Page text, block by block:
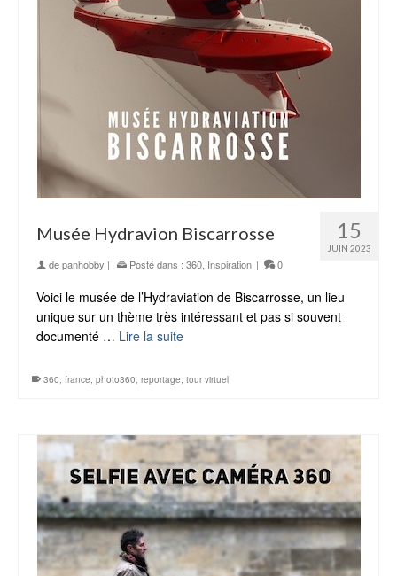
15
JUIN 2023
Musée Hydravion Biscarrosse
depanhobby | Posté dans : 360 Inspiration | 0
Voici le musée de l’Hydraviation de Biscarrosse, un lieu
unique sur un thème très intéressant et pas si souvent
documenté … Lire la suite
360, france, photo360, reportage, tour virtuel